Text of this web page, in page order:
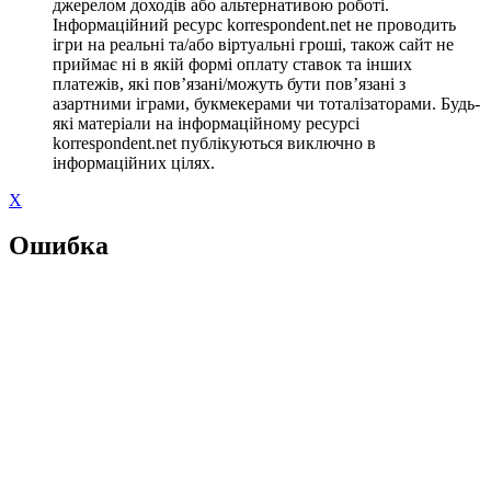
джерелом доходів або альтернативою роботі.
Інформаційний ресурс korrespondent.net не проводить
ігри на реальні та/або віртуальні гроші, також сайт не
приймає ні в якій формі оплату ставок та інших
платежів, які пов’язані/можуть бути пов’язані з
азартними іграми, букмекерами чи тоталізаторами. Будь-
які матеріали на інформаційному ресурсі
korrespondent.net публікуються виключно в
інформаційних цілях.
X
Ошибка